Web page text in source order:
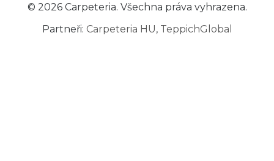
© 2026 Carpeteria. Všechna práva vyhrazena.
Partneři: Carpeteria HU, TeppichGlobal